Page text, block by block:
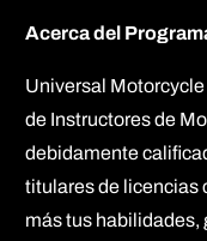
Acerca del
Universal
de Instructores de
debidamente
titulares de licencias
más tus habilidades,